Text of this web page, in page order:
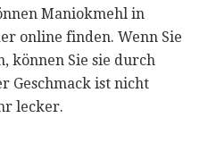
Maniokmehl in
online finden. Wenn Sie
können Sie sie durch
Geschmack ist nicht
lecker.